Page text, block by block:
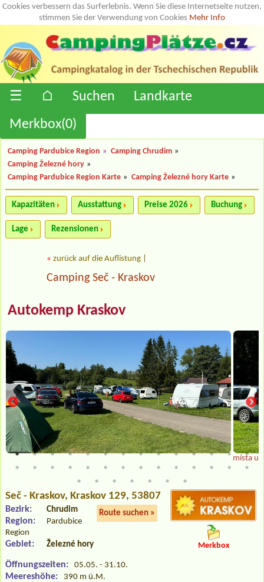
Cookies verbessern das Surferlebnis. Wenn Sie diese Internetseite nutzen,
stimmen Sie der Verwendung von Cookies Mehr Info
☰ ⌂ Suchen
Landkarte
Merkbox(0)
Camping Pardubice Region » Camping Chrudim »
Camping Železné hory »
Camping Pardubice Region Karte » Camping Železné hory Karte »
Kapazitäten Ausstattung Preise 2026 Buchung
Lage Rezensionen
« zurück auf die Auflistung
Camping Seč - Kraskov
Autokemp Kraskov
místa u
Seč - Kraskov, Kraskov 129, 53807
Route suchen »
Bezirk: Chrudim
Region:
Pardubice
Region
Gebiet: Železné hory
Öffnungszeiten: 05.05. - 31.10.
Meereshöhe: 390 m ü.M.
Merkbox